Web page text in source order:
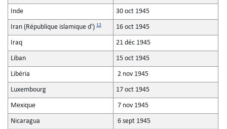
Inde 30 oct 1945
Iran (République islamique d') 12 16 oct 1945
Iraq 21 déc 1945
Liban 15 oct 1945
Libéria 2 nov 1945
Luxembourg 17 oct 1945
Mexique 7 nov 1945
Nicaragua 6 sept 1945